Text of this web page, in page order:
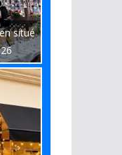
situé